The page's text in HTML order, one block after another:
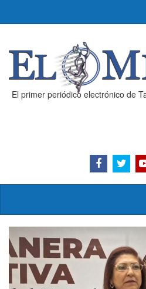
El primer periódico electrónico de